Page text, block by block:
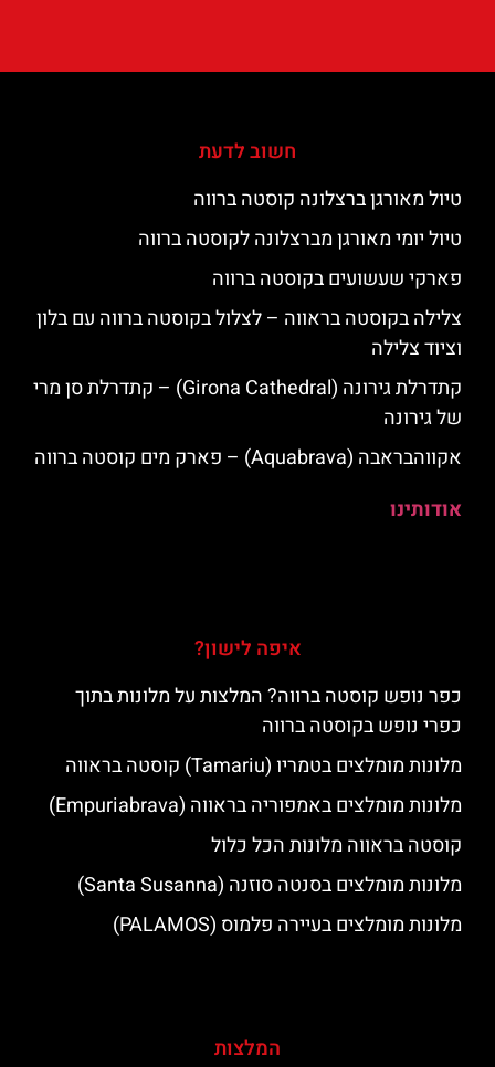
חשוב לדעת
טיול מאורגן ברצלונה קוסטה ברווה
טיול יומי מאורגן מברצלונה לקוסטה ברווה
פארקי שעשועים בקוסטה ברווה
צלילה בקוסטה בראווה – לצלול בקוסטה ברווה עם בלון
וציוד צלילה
קתדרלת גירונה (Girona Cathedral) – קתדרלת סן מרי
של גירונה
אקווהבראבה (Aquabrava) – פארק מים קוסטה ברווה
אודותינו
איפה לישון?
כפר נופש קוסטה ברווה? המלצות על מלונות בתוך
כפרי נופש בקוסטה ברווה
מלונות מומלצים בטמריו (Tamariu) קוסטה בראווה
מלונות מומלצים באמפוריה בראווה (Empuriabrava)
קוסטה בראווה מלונות הכל כלול
מלונות מומלצים בסנטה סוזנה (Santa Susanna)
מלונות מומלצים בעיירה פלמוס (PALAMOS)
המלצות